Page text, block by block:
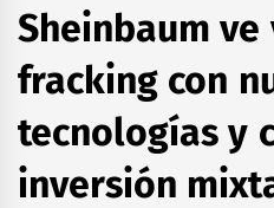
Sheinbaum
fracking con
tecnologías y
inversión